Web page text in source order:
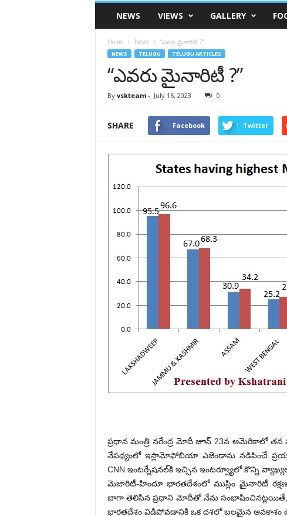
VSK
TelanganaNEWS VIEWS GALLERY
Home News “ఎవరు మైనారిటీ ?”
NEWS TELUGU TELUGU ARTICLES
“ఎవరు మైనారిటీ ?”
By vskteam- July 16, 2023 0
SHARE Facebook Twitter
ప్రధాన మంత్రి నరేంద్ర మోదీ జూన్ 23న అమెరికాలో తన
నేప‌థ్యంలో ఇస్లామోఫోబియా ఎజెండాను నడిపించే
CNN ఇంటర్నేషనల్‌కి ఇచ్చిన ఇంటర్వ్యూలో కొన్ని
మెజారిటీ-హిందూ భారతదేశంలో ముస్లిం మైనారిటీ
బాగా తెలిసిన ప్రధాని మోదీతో నేను సంభాషించినట్లయితే,
భారతదేశం విడిపోవడానికి ఒక దశలో బలమైన